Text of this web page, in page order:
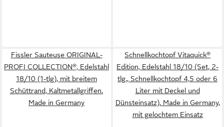
Fissler Sauteuse ORIGINAL-
PROFI COLLECTION®, Edelstahl
18/10 (1-tlg), mit breitem
Schüttrand, Kaltmetallgriffen.
Made in Germany
Schnellkochtopf Vitaquick®
Edition, Edelstahl 18/10 (Set, 2-
tlg., Schnellkochtopf 4,5 oder 6
Liter mit Deckel und
Dünsteinsatz), Made in Germany,
mit gelochtem Einsatz